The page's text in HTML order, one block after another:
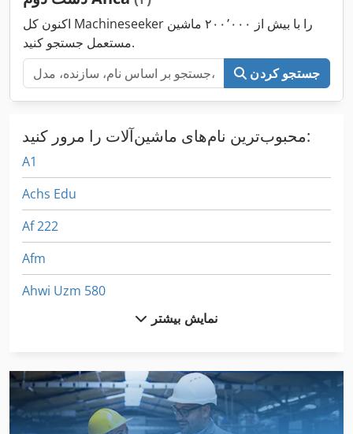
اکنون کل Machineseeker را با بیش از ۲۰۰٬۰۰۰ ماشین
مستعمل جستجو کنید.
جستجو کردن
محبوب‌ترین نام‌های ماشین‌آلات را مرور کنید:
A1
Achs Edu
Af 222
Afm
Ahwi Uzm 580
Anfas
Arti Bileme
نمایش بیشتر